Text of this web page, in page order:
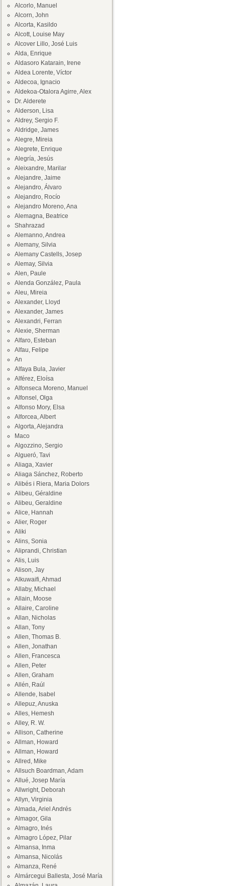
Alcorlo, Manuel
Alcorn, John
Alcorta, Kasildo
Alcott, Louise May
Alcover Lillo, José Luis
Alda, Enrique
Aldasoro Katarain, Irene
Aldea Lorente, Víctor
Aldecoa, Ignacio
Aldekoa-Otalora Agirre, Alex
Dr. Alderete
Alderson, Lisa
Aldrey, Sergio F.
Aldridge, James
Alegre, Mireia
Alegrete, Enrique
Alegría, Jesús
Aleixandre, Marilar
Alejandre, Jaime
Alejandro, Álvaro
Alejandro, Rocío
Alejandro Moreno, Ana
Alemagna, Beatrice
Shahrazad
Alemanno, Andrea
Alemany, Silvia
Alemany Castells, Josep
Alemay, Silvia
Alen, Paule
Alenda González, Paula
Aleu, Mireia
Alexander, Lloyd
Alexander, James
Alexandri, Ferran
Alexie, Sherman
Alfaro, Esteban
Alfau, Felipe
An
Alfaya Bula, Javier
Alférez, Eloísa
Alfonseca Moreno, Manuel
Alfonsel, Olga
Alfonso Mory, Elsa
Alforcea, Albert
Algorta, Alejandra
Maco
Algozzino, Sergio
Algueró, Tavi
Aliaga, Xavier
Aliaga Sánchez, Roberto
Alibés i Riera, Maria Dolors
Alibeu, Géraldine
Alibeu, Geraldine
Alice, Hannah
Alier, Roger
Aliki
Alins, Sonia
Aliprandi, Christian
Alis, Luis
Alison, Jay
Alkuwaifi, Ahmad
Allaby, Michael
Allain, Moose
Allaire, Caroline
Allan, Nicholas
Allan, Tony
Allen, Thomas B.
Allen, Jonathan
Allen, Francesca
Allen, Peter
Allen, Graham
Allén, Raúl
Allende, Isabel
Allepuz, Anuska
Alles, Hemesh
Alley, R. W.
Allison, Catherine
Allman, Howard
Allman, Howard
Allred, Mike
Allsuch Boardman, Adam
Allué, Josep María
Allwright, Deborah
Allyn, Virginia
Almada, Ariel Andrés
Almagor, Gila
Almagro, Inés
Almagro López, Pilar
Almansa, Inma
Almansa, Nicolás
Almanza, René
Almárcegui Ballesta, José María